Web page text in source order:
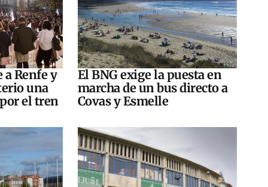
Renfe y
una
el tren
El BNG exige la puesta en
marcha de un bus directo a
Covas y Esmelle